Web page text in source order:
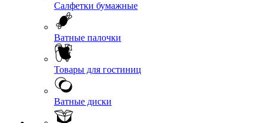
Салфетки бумажные
Ватные палочки
Товары для гостиниц
Ватные диски